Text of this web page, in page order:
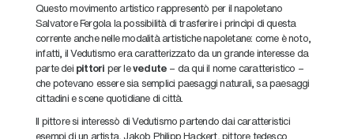
Questo movimento artistico rappresentò per il napoletano
Salvatore Fergola la possibilità di trasferire i princìpi di questa
corrente anche nelle modalità artistiche napoletane: come è noto,
infatti, il Vedutismo era caratterizzato da un grande interesse da
parte dei pittori per levedute – da qui il nome caratteristico –
che potevano essere sia semplici paesaggi naturali, sa paesaggi
cittadini e scene quotidiane di città.
Il pittore si interessò di Vedutismo partendo dai caratteristici
esempi di un artista, Jakob Philipp Hackert, pittore tedesco